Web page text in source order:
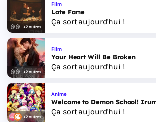
+2 autres
Film
Late Fame
Ça sort aujourd'hui !
+2 autres
Film
Your Heart Will Be Broken
Ça sort aujourd'hui !
+2 autres
Anime
Welcome to Demon School!
Ça sort aujourd'hui !